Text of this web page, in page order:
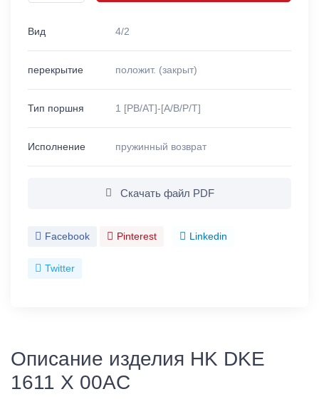
Вид 4/2
перекрытие положит. (закрыт)
Тип поршня 1 [PB/AT]-[A/B/P/T]
Исполнение пружинный возврат
Скачать файл PDF
Facebook Pinterest Linkedin
Twitter
Описание изделия HK DKE
1611 X 00AC